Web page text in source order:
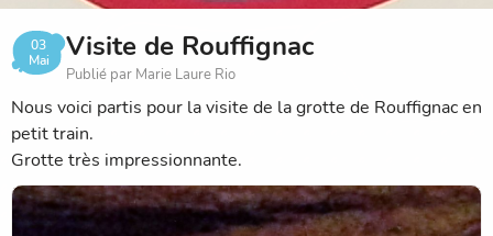
03
Mai
Visite de Rouffignac
Publié par Marie Laure Rio
Nous voici partis pour la visite de la grotte de Rouffignac en
petit train.
Grotte très impressionnante.